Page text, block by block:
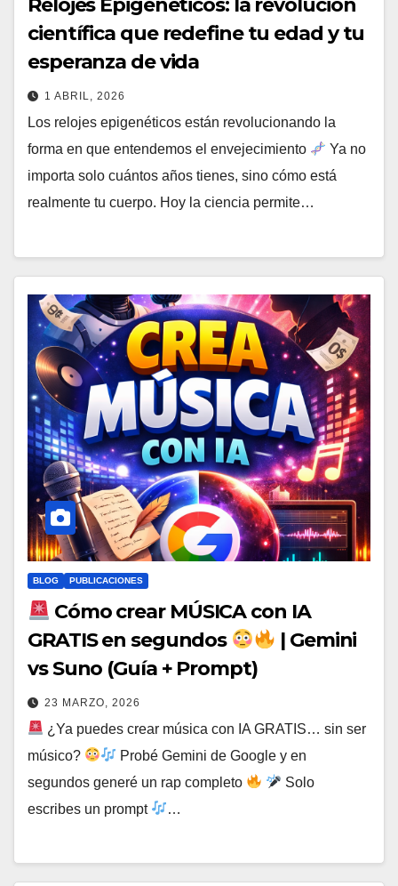
Relojes Epigenéticos: la revolución
científica que redefine tu edad y tu
esperanza de vida
1 ABRIL, 2026
Los relojes epigenéticos están revolucionando la
forma en que entendemos el envejecimiento
Ya no
importa solo cuántos años tienes, sino cómo está
realmente tu cuerpo. Hoy la ciencia permite…
BLOG PUBLICACIONES
Cómo crear MÚSICA con IA
GRATIS en segundos
| Gemini
vs Suno (Guía + Prompt)
23 MARZO, 2026
¿Ya puedes crear música con IA GRATIS… sin ser
músico?
Probé Gemini de Google y en
segundos generé un rap completo
Solo
escribes un prompt
…